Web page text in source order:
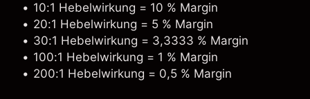
10:1 Hebelwirkung = 10 % Margin
20:1 Hebelwirkung = 5 % Margin
30:1 Hebelwirkung = 3,3333 % Margin
100:1 Hebelwirkung = 1 % Margin
200:1 Hebelwirkung = 0,5 % Margin